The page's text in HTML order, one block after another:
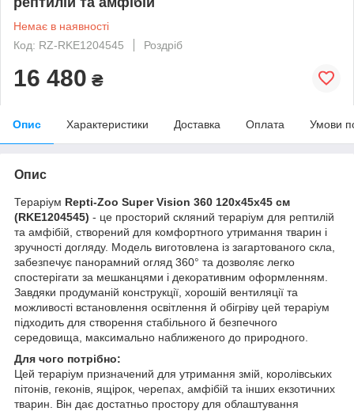
Немає в наявності
Код: RZ-RKE1204545
Роздріб
16 480 ₴
Опис Характеристики Доставка Оплата Умови
Опис
Тераріум Repti-Zoo Super Vision 360 120x45x45 см
(RKE1204545) - це просторий скляний тераріум для рептилій
та амфібій, створений для комфортного утримання тварин і
зручності догляду. Модель виготовлена із загартованого скла,
забезпечує панорамний огляд 360° та дозволяє легко
спостерігати за мешканцями і декоративним оформленням.
Завдяки продуманій конструкції, хорошій вентиляції та
можливості встановлення освітлення й обігріву цей тераріум
підходить для створення стабільного й безпечного
середовища, максимально наближеного до природного.
Для чого потрібно:
Цей тераріум призначений для утримання змій, королівських
пітонів, геконів, ящірок, черепах, амфібій та інших екзотичних
тварин. Він дає достатньо простору для облаштування